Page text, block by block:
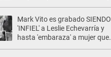
Mark Vito es grabado SIENDO
'INFIEL' a Leslie Echevarría y
hasta 'embaraza' a mujer que